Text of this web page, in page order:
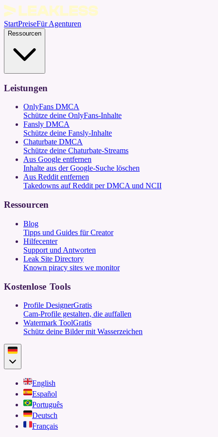
StartPreiseFür Agenturen
Ressourcen
Leistungen
OnlyFans DMCA
Schütze deine OnlyFans-Inhalte
Fansly DMCA
Schütze deine Fansly-Inhalte
Chaturbate DMCA
Schütze deine Chaturbate-Streams
Aus Google entfernen
Inhalte aus der Google-Suche löschen
Aus Reddit entfernen
Takedowns auf Reddit per DMCA und NCII
Ressourcen
Blog
Tipps und Guides für Creator
Hilfecenter
Support und Antworten
Leak Site Directory
Known piracy sites we monitor
Kostenlose Tools
Profile DesignerGratis
Cam-Profile gestalten, die auffallen
Watermark ToolGratis
Schütz deine Bilder mit Wasserzeichen
English
Español
Português
Deutsch
Français